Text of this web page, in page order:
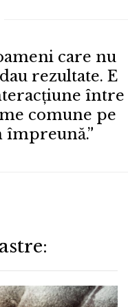
care nu
rezultate. E
între
comune pe
împreună.”